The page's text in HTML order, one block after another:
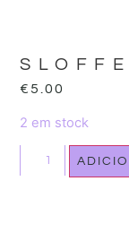
€5.00
2 em stock